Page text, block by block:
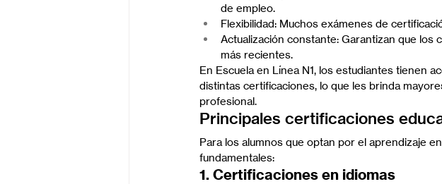
de empleo.
Flexibilidad: Muchos exámenes de
Actualización constante: Garantizan que
más recientes.
En Escuela en Línea N1, los estudiantes tienen
distintas certificaciones, lo que les brinda
profesional.
Principales certificaciones
Para los alumnos que optan por el aprendizaje
fundamentales:
1. Certificaciones en idiomas